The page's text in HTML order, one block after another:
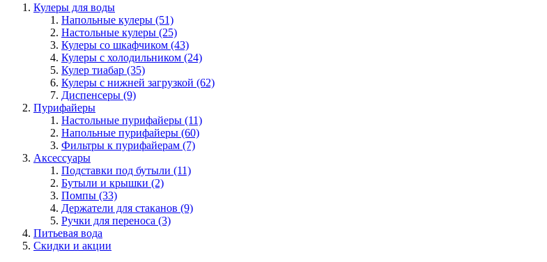
Кулеры для воды
Напольные кулеры (51)
Настольные кулеры (25)
Кулеры со шкафчиком (43)
Кулеры с холодильником (24)
Кулер тиабар (35)
Кулеры с нижней загрузкой (62)
Диспенсеры (9)
Пурифайеры
Настольные пурифайеры (11)
Напольные пурифайеры (60)
Фильтры к пурифайерам (7)
Аксессуары
Подставки под бутыли (11)
Бутыли и крышки (2)
Помпы (33)
Держатели для стаканов (9)
Ручки для переноса (3)
Питьевая вода
Скидки и акции